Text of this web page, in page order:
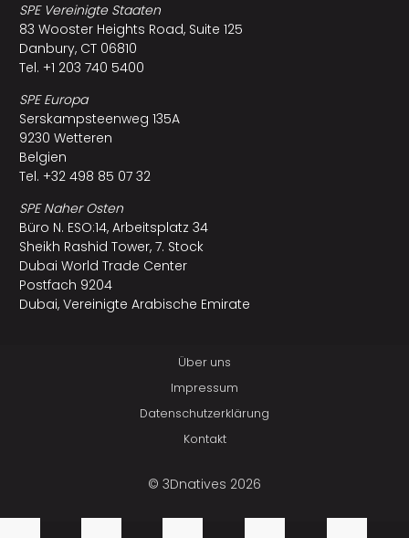
SPE Vereinigte Staaten
83 Wooster Heights Road, Suite 125
Danbury, CT 06810
Tel. +1 203 740 5400
SPE Europa
Serskampsteenweg 135A
9230 Wetteren
Belgien
Tel. +32 498 85 07 32
SPE Naher Osten
Büro N. ESO:14, Arbeitsplatz 34
Sheikh Rashid Tower, 7. Stock
Dubai World Trade Center
Postfach 9204
Dubai, Vereinigte Arabische Emirate
Über uns
Impressum
Datenschutzerklärung
Kontakt
© 3Dnatives 2026